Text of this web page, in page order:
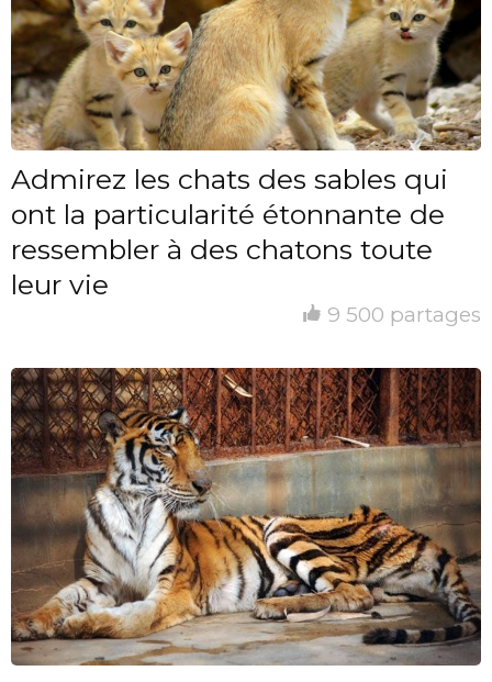
Admirez les chats des sables qui
ont la particularité étonnante de
ressembler à des chatons toute
leur vie
9 500 partages